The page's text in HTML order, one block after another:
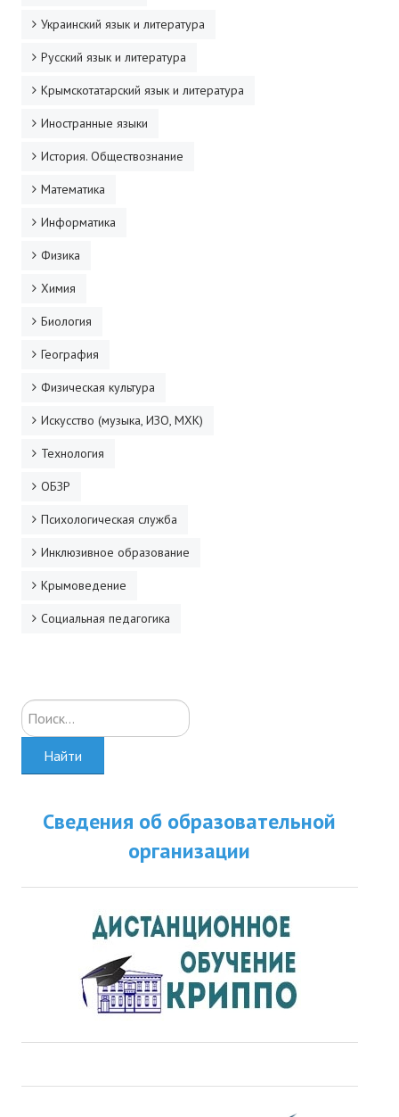
Украинский язык и литература
Русский язык и литература
Крымскотатарский язык и литература
Иностранные языки
История. Обществознание
Математика
Информатика
Физика
Химия
Биология
География
Физическая культура
Искусство (музыка, ИЗО, МХК)
Технология
ОБЗР
Психологическая служба
Инклюзивное образование
Крымоведение
Социальная педагогика
Искать...
Найти
Сведения об образовательной
организации